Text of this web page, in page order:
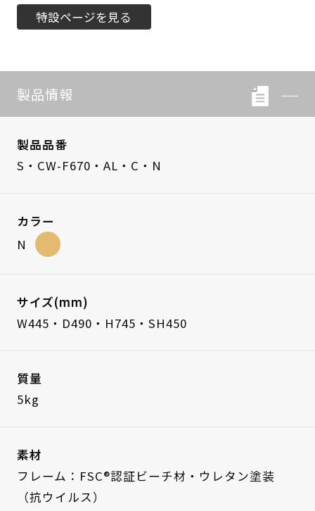
特設ページを見る
製品情報
製品品番
S・CW-F670・AL・C・N
カラー
N
サイズ(mm)
W445・D490・H745・SH450
質量
5kg
素材
フレーム：FSC®認証ビーチ材・ウレタン塗装
（抗ウイルス）